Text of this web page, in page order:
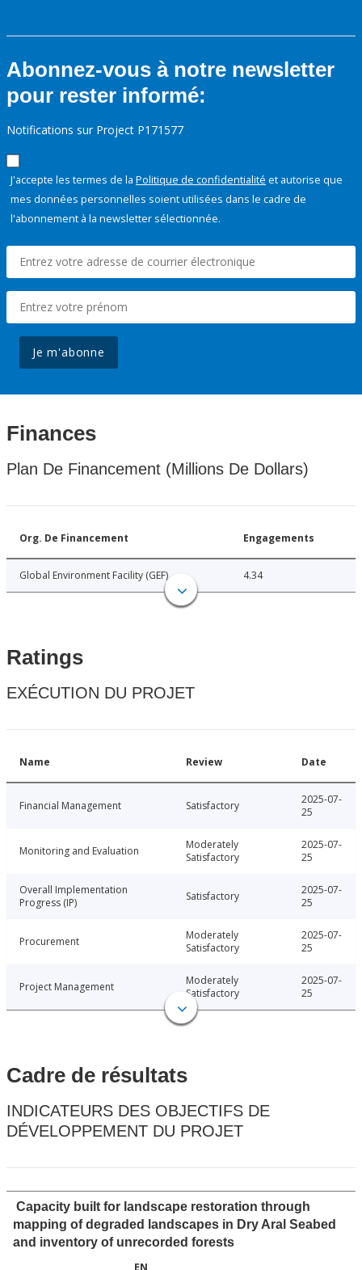
Abonnez-vous à notre newsletter
pour rester informé:
Notifications sur Project P171577
J'accepte les termes de la Politique de confidentialité et autorise que
mes données personnelles soient utilisées dans le cadre de
l'abonnement à la newsletter sélectionnée.
Je m'abonne
Finances
Plan De Financement (Millions De Dollars)
Org. De Financement Engagements
Global Environment Facility (GEF) 4.34
Ratings
EXÉCUTION DU PROJET
Name Review Date
Financial Management Satisfactory
2025-07-
25
Monitoring and Evaluation
Moderately
Satisfactory
2025-07-
25
Overall Implementation
Progress (IP)
Satisfactory
2025-07-
25
Procurement
Moderately
Satisfactory
2025-07-
25
Project Management
Moderately
Satisfactory
2025-07-
25
Cadre de résultats
INDICATEURS DES OBJECTIFS DE
DÉVELOPPEMENT DU PROJET
Capacity built for landscape restoration through
mapping of degraded landscapes in Dry Aral Seabed
and inventory of unrecorded forests